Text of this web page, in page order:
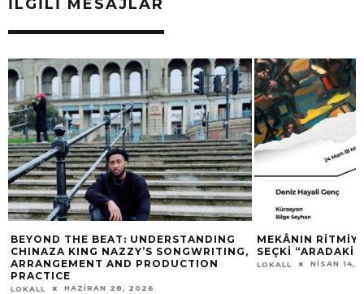
İLGILI MESAJLAR
BEYOND THE BEAT: UNDERSTANDING
CHINAZA KING NAZZY’S SONGWRITING,
ARRANGEMENT AND PRODUCTION
PRACTICE
LOKALL HAZIRAN 28, 2026
MEKÂNIN
SEÇKI “ARADAKI
LOKALL NISAN 14,